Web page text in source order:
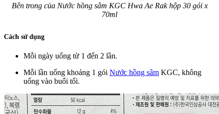
Bên trong của Nước hồng sâm KGC Hwa Ae Rak hộp 30 gói x
70ml
Cách sử dụng
Mỗi ngày uống từ 1 đến 2 lần.
Mỗi lần uống khoảng 1 gói Nước hồng sâm KGC, không
uống vào buổi tối.